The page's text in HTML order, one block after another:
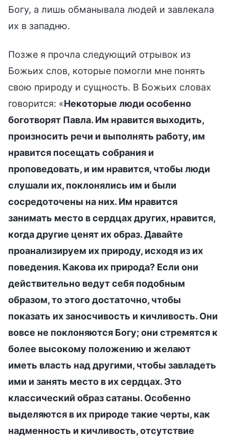
Богу, а лишь обманывала людей и завлекала
их в западню.
Позже я прочла следующий отрывок из
Божьих слов, которые помогли мне понять
свою природу и сущность. В Божьих словах
говорится: «Некоторые люди особенно
боготворят Павла. Им нравится выходить,
произносить речи и выполнять работу, им
нравится посещать собрания и
проповедовать, и им нравится, чтобы люди
слушали их, поклонялись им и были
сосредоточены на них. Им нравится
занимать место в сердцах других, нравится,
когда другие ценят их образ. Давайте
проанализируем их природу, исходя из их
поведения. Какова их природа? Если они
действительно ведут себя подобным
образом, то этого достаточно, чтобы
показать их заносчивость и кичливость. Они
вовсе не поклоняются Богу; они стремятся к
более высокому положению и желают
иметь власть над другими, чтобы завладеть
ими и занять место в их сердцах. Это
классический образ сатаны. Особенно
выделяются в их природе такие черты, как
надменность и кичливость, отсутствие